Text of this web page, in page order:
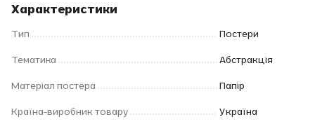
Характеристики
Тип Постери
Тематика Абстракція
Матеріал постера Папір
Країна-виробник товару Україна